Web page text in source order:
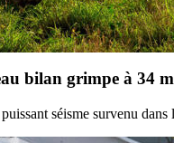
bilan grimpe à 34
séisme survenu